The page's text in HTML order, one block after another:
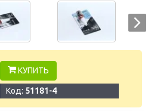
КУПИТЬ
Код: 51181-4